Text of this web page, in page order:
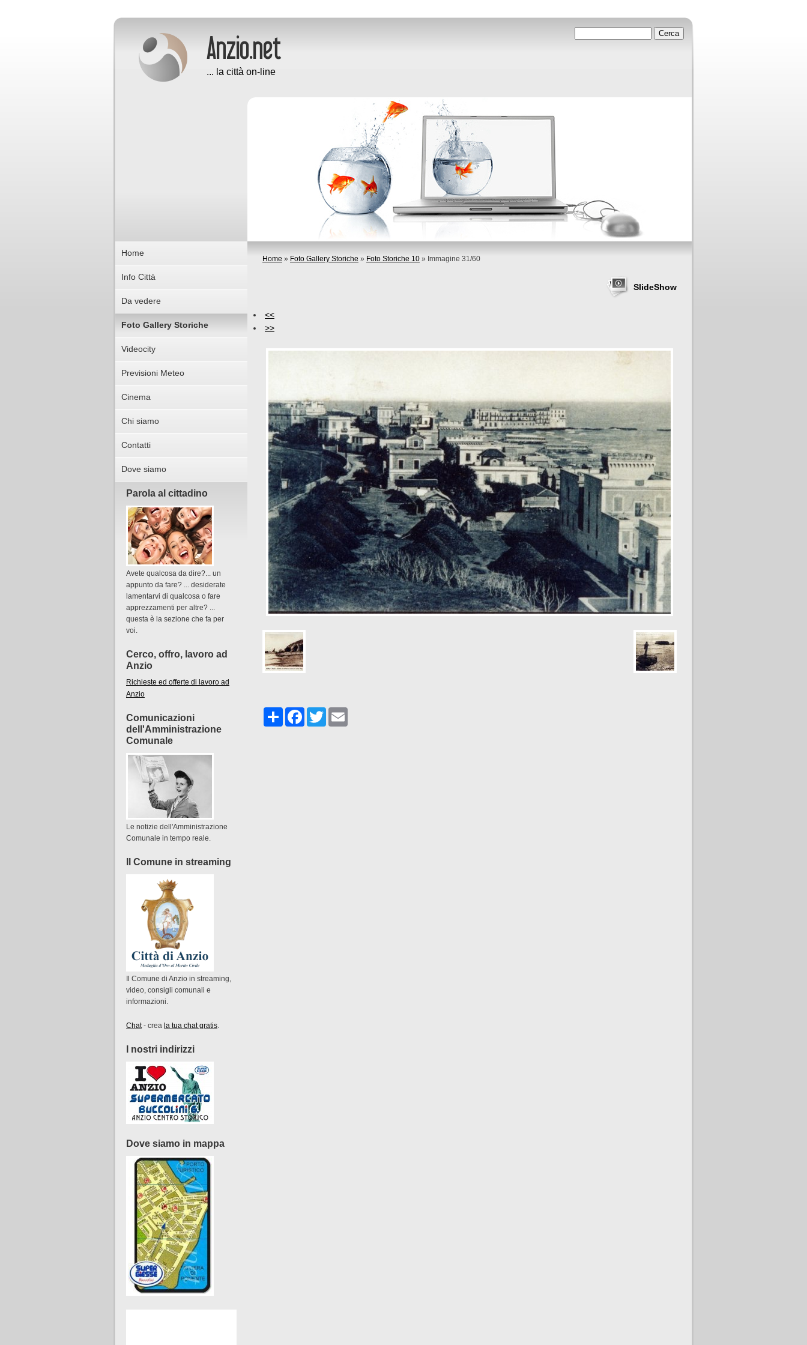
... la città on-line
Home » Foto Gallery Storiche » Foto Storiche 10 » Immagine 31/60
SlideShow
<<
>>
Share Facebook
Twitter
Home
Info Città
Da vedere
Foto Gallery Storiche
Videocity
Previsioni Meteo
Cinema
Chi siamo
Contatti
Dove siamo
Parola al cittadino
Avete qualcosa da dire?... un
appunto da fare? ... desiderate
lamentarvi di qualcosa o fare
apprezzamenti per altre? ...
questa è la sezione che fa per
voi.
Cerco, offro, lavoro ad
Anzio
Richieste ed offerte di lavoro ad
Anzio
Comunicazioni
dell'Amministrazione
Comunale
Le notizie dell'Amministrazione
Comunale in tempo reale.
Il Comune in streaming
Il Comune di Anzio in streaming,
video, consigli comunali e
informazioni.
Chat- crea la tua chat gratis.
I nostri indirizzi
Dove siamo in mappa